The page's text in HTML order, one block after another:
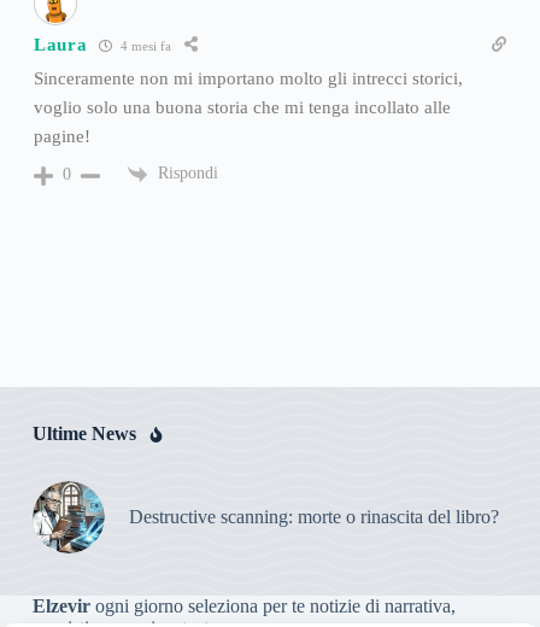
Laura 4 mesi fa
Sinceramente non mi importano molto gli intrecci storici,
voglio solo una buona storia che mi tenga incollato alle
pagine!
0 Rispondi
Ultime News
Destructive scanning: morte o rinascita del libro?
Elzevirogni giorno seleziona per te notizie di narrativa,